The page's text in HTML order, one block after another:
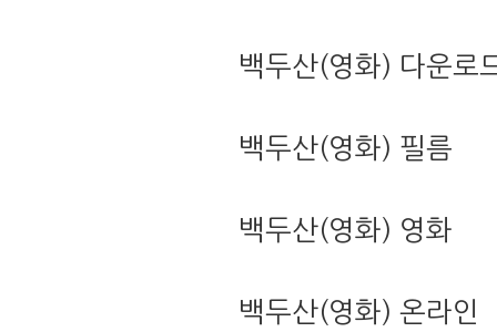
백두산(영화) 다운로
백두산(영화) 필름
백두산(영화) 영화
백두산(영화) 온라인